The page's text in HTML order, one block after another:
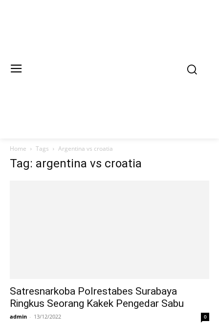
Home Tags Argentina vs croatia
Tag: argentina vs croatia
Satresnarkoba Polrestabes Surabaya
Ringkus Seorang Kakek Pengedar Sabu
admin - 13/12/2022 0